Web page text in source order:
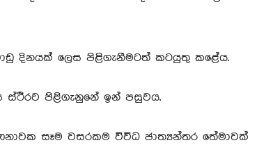
දිනයක් ලෙස පිළිගැනීමටත් කටයුතු කළේය.
ස්ථිරව පිළිගැනුනේ ඉන් පසුවය.
සෑම වසරකම විවිධ ජාත්‍යන්තර තේමාවක්